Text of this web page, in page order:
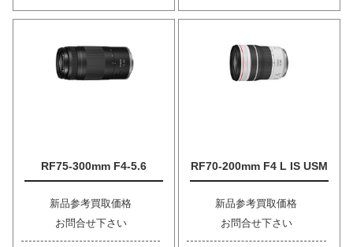
RF75-300mm F4-5.6
新品参考買取価格
お問合せ下さい
RF70-200mm F4 L IS USM
新品参考買取価格
お問合せ下さい